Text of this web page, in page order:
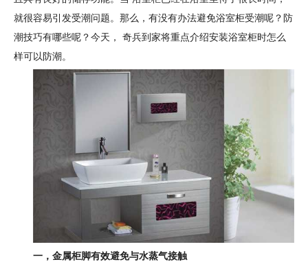
就很容易引发受潮问题。那么，有没有办法避免浴室柜受潮呢？防
潮技巧有哪些呢？今天， 奇兵到家将重点介绍安装浴室柜时怎么
样可以防潮。
一，金属柜脚有效避免与水蒸气接触